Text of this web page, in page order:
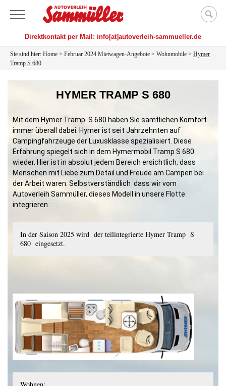
Direktkontakt per Mail: info[at]autoverleih-sammueller.de
Sie sind hier: Home > Februar 2024 Mietwagen-Angebote > Wohnmobile > Hymer
Tramp S 680
HYMER TRAMP S 680
Mit dem Hymer Tramp S 680 haben Sie sämtlichen Komfort
immer überall dabei. Hymer ist seit Jahrzehnten auf
Campingfahrzeuge der Luxusklasse spezialisiert. Diese
Erfahrung spiegelt sich in dem Hymermobil Tramp S 680
wieder. Hier ist in absolut jedem Bereich ersichtlich, dass
Menschen mit Liebe zum Detail und Freude am Campen bei
der Arbeit waren. Selbstverständlich dass wir vom
Autoverleih Sammüller, dieses Modell in unsere Flotte
integrieren.
In der Saison 2025 wird der teilintegrierte Hymer Tramp S
680 eingesetzt.